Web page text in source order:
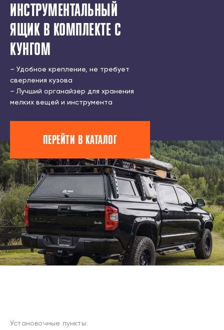
ИНСТРУМЕНТАЛЬНЫЙ
ЯЩИК В КОМПЛЕКТЕ С
КУНГОМ
– Удобное крепление, не требует
сверления кузова
– Лучший органайзер для хранения
мелких вещей и инструмента
ПЕРЕЙТИ В КАТАЛОГ
Установочные пункты: